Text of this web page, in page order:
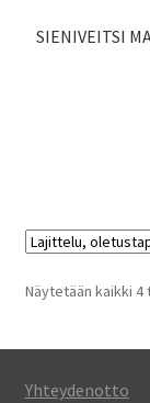
SIENIVEITSI
Näytetään kaikki 4
Yhteydenotto